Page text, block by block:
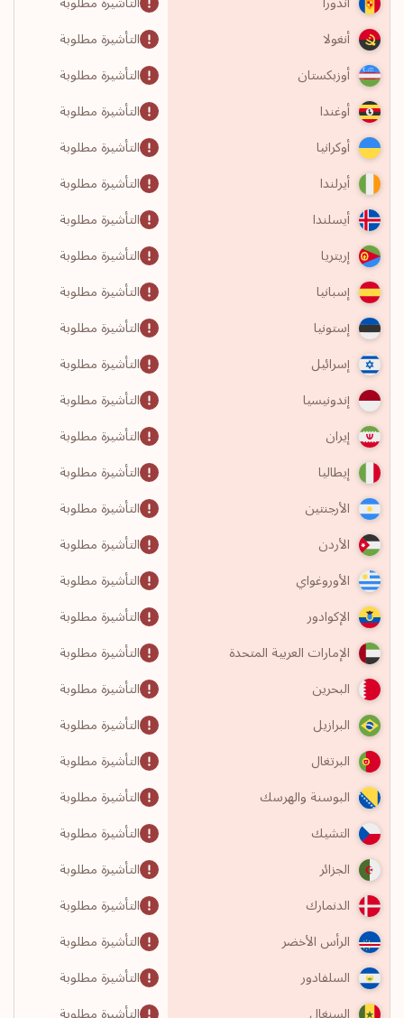
أنغولا
التأشيرة مطلوبة
أوزبكستان
التأشيرة مطلوبة
أوغندا
التأشيرة مطلوبة
أوكرانيا
التأشيرة مطلوبة
أيرلندا
التأشيرة مطلوبة
أيسلندا
التأشيرة مطلوبة
إريتريا
التأشيرة مطلوبة
إسبانيا
التأشيرة مطلوبة
إستونيا
التأشيرة مطلوبة
إسرائيل
التأشيرة مطلوبة
إندونيسيا
التأشيرة مطلوبة
إيران
التأشيرة مطلوبة
إيطاليا
التأشيرة مطلوبة
الأرجنتين
التأشيرة مطلوبة
الأردن
التأشيرة مطلوبة
الأوروغواي
التأشيرة مطلوبة
الإكوادور
التأشيرة مطلوبة
الإمارات العربية المتحدة
التأشيرة مطلوبة
البحرين
التأشيرة مطلوبة
البرازيل
التأشيرة مطلوبة
البرتغال
التأشيرة مطلوبة
البوسنة والهرسك
التأشيرة مطلوبة
التشيك
التأشيرة مطلوبة
الجزائر
التأشيرة مطلوبة
الدنمارك
التأشيرة مطلوبة
الرأس الأخضر
التأشيرة مطلوبة
السلفادور
التأشيرة مطلوبة